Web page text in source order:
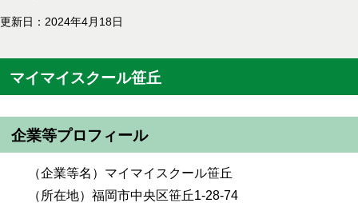
更新日：2024年4月18日
マイマイスクール笹丘
企業等プロフィール
（企業等名）マイマイスクール笹丘
（所在地）福岡市中央区笹丘1-28-74